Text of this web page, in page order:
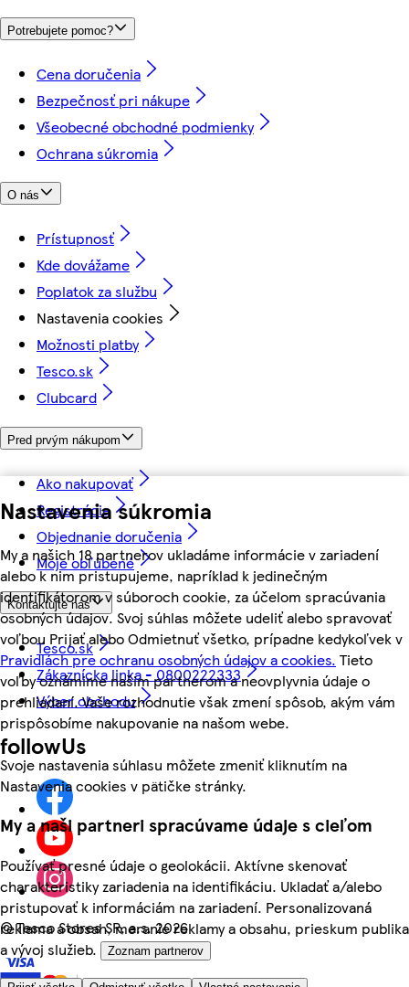
Nastavenia súkromia
My a našich 18 partnerov ukladáme informácie v zariadení
alebo k nim pristupujeme, napríklad k jedinečným
identifikátorom v súboroch cookie, za účelom spracúvania
osobných údajov. Svoj súhlas môžete udeliť alebo spravovať
voľbou Prijať alebo Odmietnuť všetko, prípadne kedykoľvek v
Pravidlách pre ochranu osobných údajov a cookies. Tieto
voľby oznámime našim partnerom a neovplyvnia údaje o
prehliadaní. Vaše rozhodnutie však zmení spôsob, akým vám
prispôsobíme nakupovanie na našom webe.
Svoje nastavenia súhlasu môžete zmeniť kliknutím na
Nastavenia cookies v pätičke stránky.
My a naši partneri spracúvame údaje s cieľom
Používať presné údaje o geolokácii. Aktívne skenovať
charakteristiky zariadenia na identifikáciu. Ukladať a/alebo
pristupovať k informáciám na zariadení. Personalizovaná
reklama a obsah, meranie reklamy a obsahu, prieskum publika
a vývoj služieb.
Zoznam partnerov
Potrebujete pomoc?
Cena doručenia
Bezpečnosť pri nákupe
Všeobecné obchodné podmienky
Ochrana súkromia
O nás
Prístupnosť
Kde dovážame
Poplatok za službu
Nastavenia cookies
Možnosti platby
Tesco.sk
Clubcard
Pred prvým nákupom
Ako nakupovať
Registrácia
Objednanie doručenia
Moje obľúbené
Kontaktujte nás
Tesco.sk
Zákaznícka linka - 0800222333
Výber obchodu
followUs
©Tesco Stores SR, a.s. 2026